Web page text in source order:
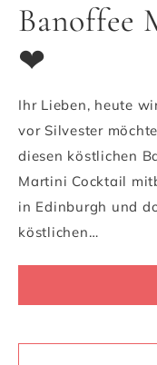
Banoffee
❤
Ihr Lieben, heute
vor Silvester
diesen köstlichen
Martini Cocktail
in Edinburgh und
köstlichen…